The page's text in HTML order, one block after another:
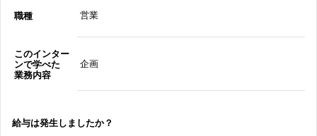
職種 営業
このインター
ンで学べた
業務内容
企画
給与は発生しましたか？